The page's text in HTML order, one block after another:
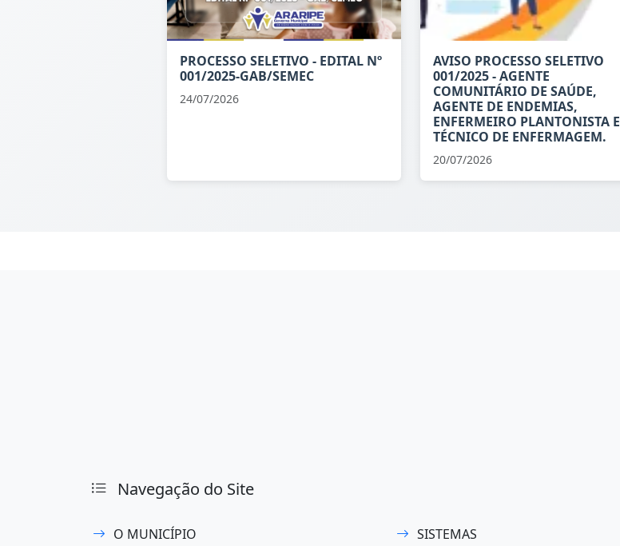
PROCESSO SELETIVO - EDITAL Nº
001/2025-GAB/SEMEC
24/07/2026
AVISO PROCESSO SELETIVO
001/2025 - AGENTE
COMUNITÁRIO DE SAÚDE,
AGENTE DE ENDEMIAS,
ENFERMEIRO PLANTONISTA E
TÉCNICO DE ENFERMAGEM.
20/07/2026
Navegação do Site
O MUNICÍPIO SISTEMAS